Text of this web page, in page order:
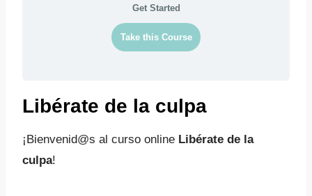
Get Started
Take this Course
Libérate de la culpa
¡Bienvenid@s al curso online Libérate de la
culpa!